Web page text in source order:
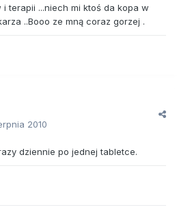
terapii ...niech mi ktoś da kopa w
..Booo ze mną coraz gorzej .
2010
dziennie po jednej tabletce.